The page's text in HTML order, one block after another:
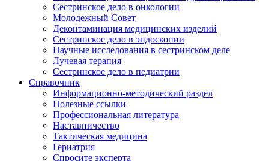
Сестринское дело в онкологии
Молодежный Совет
Деконтаминация медицинских изделий
Сестринское дело в эндоскопии
Научные исследования в сестринском деле
Лучевая терапия
Сестринское дело в педиатрии
Справочник
Информационно-методический раздел
Полезные ссылки
Профессиональная литература
Наставничество
Тактическая медицина
Гериатрия
Спросите эксперта